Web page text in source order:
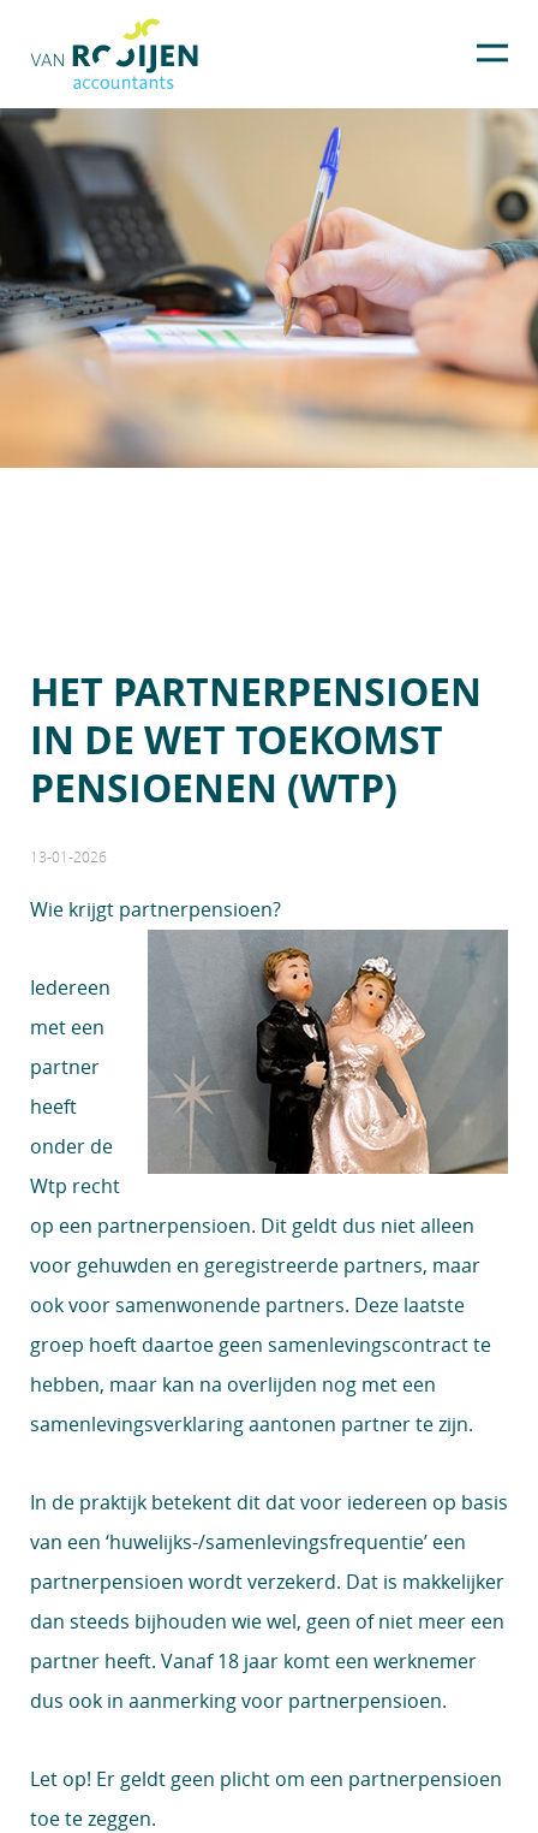
HET PARTNERPENSIOEN
IN DE WET TOEKOMST
PENSIOENEN (WTP)
13-01-2026
Wie krijgt partnerpensioen?
Iedereen
met een
partner
heeft
onder de
Wtp recht
op een partnerpensioen. Dit geldt dus niet alleen
voor gehuwden en geregistreerde partners, maar
ook voor samenwonende partners. Deze laatste
groep hoeft daartoe geen samenlevingscontract te
hebben, maar kan na overlijden nog met een
samenlevingsverklaring aantonen partner te zijn.
In de praktijk betekent dit dat voor iedereen op basis
van een ‘huwelijks-/samenlevingsfrequentie’ een
partnerpensioen wordt verzekerd. Dat is makkelijker
dan steeds bijhouden wie wel, geen of niet meer een
partner heeft. Vanaf 18 jaar komt een werknemer
dus ook in aanmerking voor partnerpensioen.
Let op! Er geldt geen plicht om een partnerpensioen
toe te zeggen.